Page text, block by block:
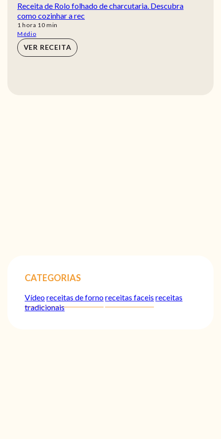
Receita de Rolo folhado de charcutaria. Descubra
como cozinhar a rec
1 hora
hora 10min
min
Médio
VER RECEITA
CATEGORIAS
Vídeoreceitas de fornoreceitas faceis receitas
tradicionais